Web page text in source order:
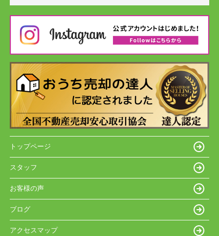
トップページ
スタッフ
お客様の声
ブログ
アクセスマップ